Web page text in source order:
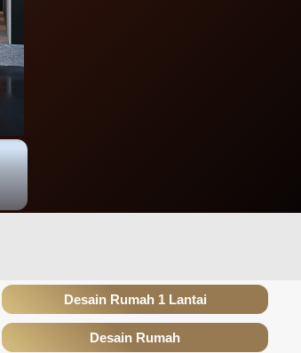
Desain Rumah 1 Lantai
Desain Rumah